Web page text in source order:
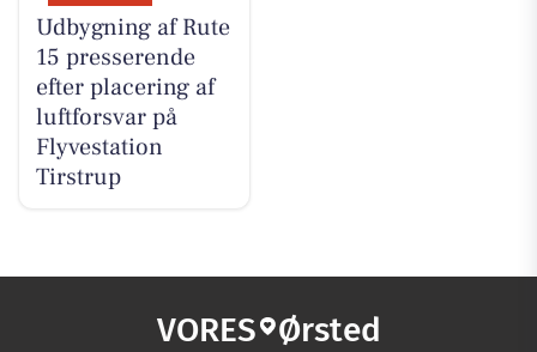
Udbygning af Rute
15 presserende
efter placering af
luftforsvar på
Flyvestation
Tirstrup
VORES Ørsted